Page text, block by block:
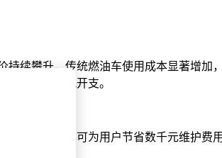
续攀升，传统燃油车使用成本显著增加
可节省可观开支。
部件，每年可为用户节省数千元维护费